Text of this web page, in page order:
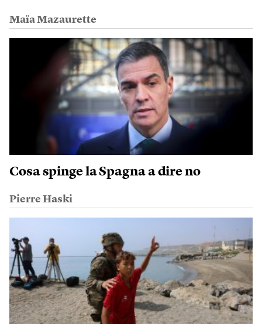
Maïa Mazaurette
Cosa spinge la Spagna a dire no
Pierre Haski